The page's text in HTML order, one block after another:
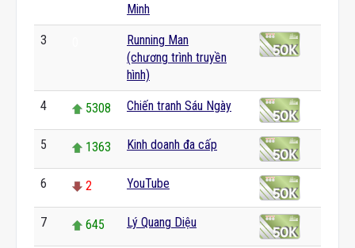
Minh
3
Running Man
(chương trình truyền
hình)
4 5308 Chiến tranh Sáu Ngày
5 1363 Kinh doanh đa cấp
6 2 YouTube
7 645 Lý Quang Diệu